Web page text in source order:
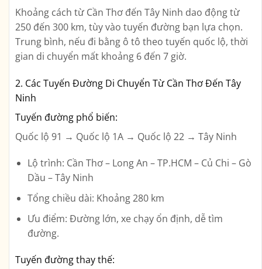
Khoảng cách từ Cần Thơ đến Tây Ninh dao độngtừ
250 đến 300 km, tùy vào tuyến đường bạn lựa chọn.
Trung bình, nếu đi bằng ô tô theo tuyến quốc lộ, thời
gian di chuyển mất khoảng 6 đến 7 giờ.
2. Các Tuyến Đường Di Chuyển Từ Cần Thơ Đến Tây
Ninh
Tuyến đường phổ biến:
Quốc lộ 91 → Quốc lộ 1A → Quốc lộ 22 → Tây Ninh
Lộ trình: Cần Thơ – Long An – TP.HCM – Củ Chi – Gò
Dầu – Tây Ninh
Tổng chiều dài: Khoảng280 km
Ưu điểm: Đường lớn, xe chạy ổn định, dễ tìm
đường.
Tuyến đường thay thế: